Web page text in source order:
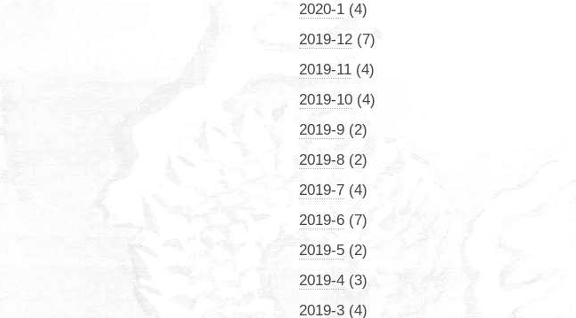
2020-1 (4)
2019-12 (7)
2019-11 (4)
2019-10 (4)
2019-9 (2)
2019-8 (2)
2019-7 (4)
2019-6 (7)
2019-5 (2)
2019-4 (3)
2019-3 (4)